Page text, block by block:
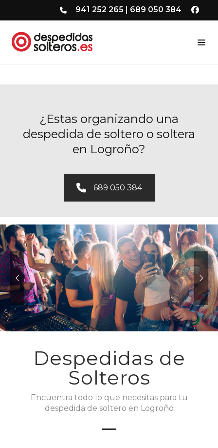
941 252 265 | 689 050 384
¿Estas organizando una
despedida de soltero o soltera
en Logroño?
689 050 384
Despedidas de
Solteros
Encuentra todo lo que necesitas para tu
despedida de soltero en Logroño